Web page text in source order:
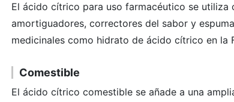
El ácido cítrico para uso farmacéutico se
amortiguadores, correctores del sabor y
medicinales como hidrato de ácido cítrico en la
Comestible
El ácido cítrico comestible se añade a una